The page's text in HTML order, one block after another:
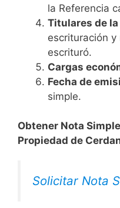
la Referencia
Titulares de
escrituración
escrituró.
Cargas
Fecha de
simple.
Obtener Nota
Propiedad de
Solicitar Nota